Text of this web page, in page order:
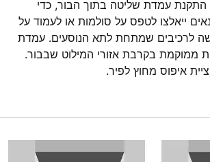
התקנת עמדת שליטה בתוך הבור, כדי
ייאלצו לטפס על סולמות או לעמוד על
לרכיבים שמתחת לתא הנוסעים. עמדת
ממוקמת בקרבת אזורי המילוט שבבור.
איפוס מחוץ לפיר.